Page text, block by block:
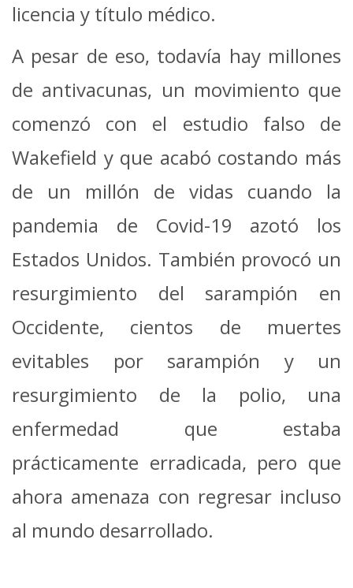
licencia y título médico.
A pesar de eso, todavía hay millones
de antivacunas, un movimiento que
comenzó con el estudio falso de
Wakefield y que acabó costando más
de un millón de vidas cuando la
pandemia de Covid-19 azotó los
Estados Unidos. También provocó un
resurgimiento del sarampión en
Occidente, cientos de muertes
evitables por sarampión y un
resurgimiento de la polio, una
enfermedad que estaba
prácticamente erradicada, pero que
ahora amenaza con regresar incluso
al mundo desarrollado.